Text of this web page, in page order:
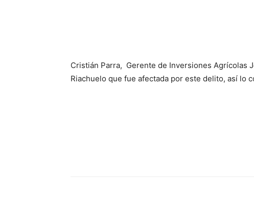
Cristián Parra, Gerente de Inversiones Agrícolas
Riachuelo que fue afectada por este delito, así lo